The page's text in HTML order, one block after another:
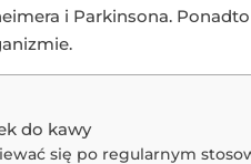
i Parkinsona.
do kawy
się po regularnym